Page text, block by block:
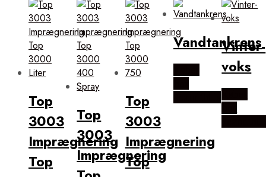
Top
3003
Imprægnering
Top
Top
3003
Imprægnering
Top
3003
Imprægnering
Top
Vandtankrens
Vinter-
voks